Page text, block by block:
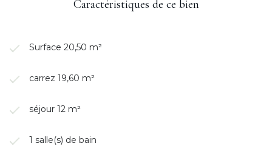
Caractéristiques de ce bien
Surface 20,50 m²
carrez 19,60 m²
séjour 12 m²
1 salle(s) de bain